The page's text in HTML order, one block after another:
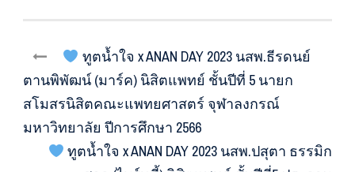
ทูตน้ำใจ x ANAN DAY 2023 นสพ.ธีรดนย์
ตานพิพัฒน์ (มาร์ค) นิสิตแพทย์ ชั้นปีที่ 5 นายก
สโมสรนิสิตคณะแพทยศาสตร์ จุฬาลงกรณ์
มหาวิทยาลัย ปีการศึกษา 2566
ทูตน้ำใจ x ANAN DAY 2023 นสพ.ปสุตา ธรรมิก